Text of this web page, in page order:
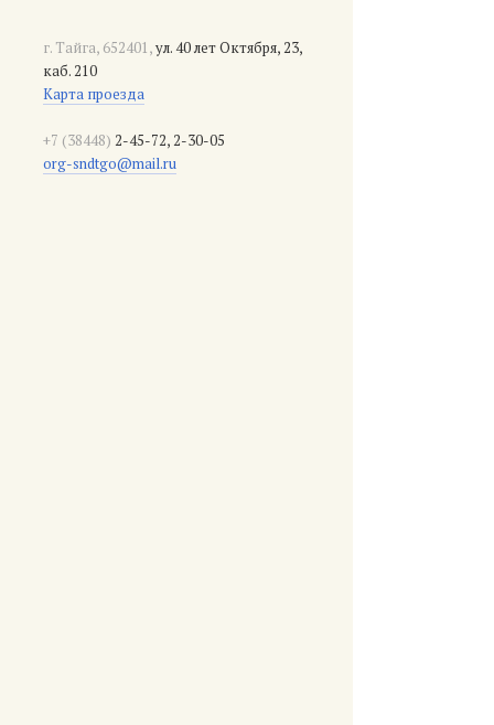
г. Тайга, 652401,ул. 40 лет Октября, 23,
каб. 210
Карта проезда
+7 (38448) 2-45-72, 2-30-05
org-sndtgo@mail.ru